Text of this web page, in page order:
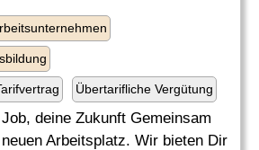
Übertarifliche Vergütung
deine Zukunft Gemeinsam
Arbeitsplatz. Wir bieten Dir